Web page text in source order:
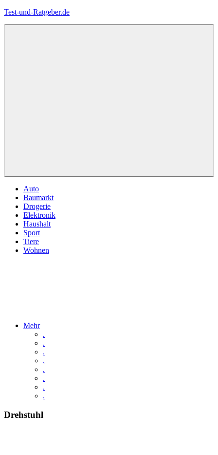
Zum
Test-und-Ratgeber.de
Auto
Baumarkt
Drogerie
Elektronik
Haushalt
Sport
Tiere
Wohnen
Mehr
.
.
.
.
.
.
.
.
Drehstuhl